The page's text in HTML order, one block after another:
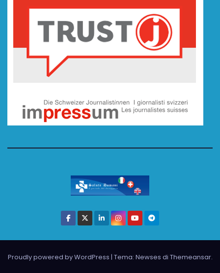
Proudly powered by WordPress | Tema: Newses di Themeansar.